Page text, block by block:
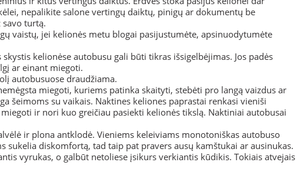
nepalikite salone vertingų daiktų, pinigų ar dokumentų be
savo turtą.
vaistų, jei kelionės metu blogai pasijustumėte, apsinuodytumėte
kelionėse autobusu gali būti tikras išsigelbėjimas. Jos padės
ar einant miegoti.
autobusuose draudžiama.
miegoti, kuriems patinka skaityti, stebėti pro langą vaizdus ar
šeimoms su vaikais. Naktines keliones paprastai renkasi vieniši
ir nori kuo greičiau pasiekti kelionės tikslą. Naktiniai autobusai
ir plona antklodė. Vieniems keleiviams monotoniškas autobuso
sukelia diskomfortą, tad taip pat pravers ausų kamštukai ar ausinukas.
vyrukas, o galbūt netoliese įsikurs verkiantis kūdikis. Tokiais atvejais